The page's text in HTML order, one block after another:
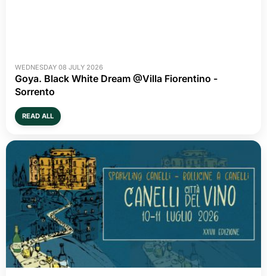
WEDNESDAY 08 JULY 2026
Goya. Black White Dream @Villa Fiorentino -
Sorrento
READ ALL